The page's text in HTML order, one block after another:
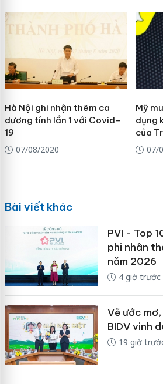
Hà Nội ghi nhận thêm ca
dương tính lần 1 với Covid-
19
07/08/2020
Mỹ
dụng
của
07/
Bài viết khác
PVI - Top
phi nhân
năm 2026
4 giờ trước
Vẽ ước
BIDV vinh
19 giờ